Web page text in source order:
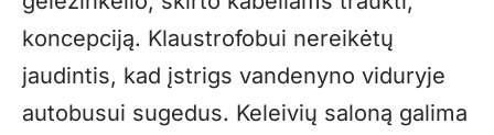
koncepciją. Klaustrofobui nereikėtų
jaudintis, kad įstrigs vandenyno viduryje
autobusui sugedus. Keleivių saloną galima